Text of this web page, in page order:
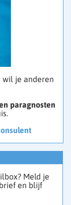
wil je anderen
paragnosten
Meld je
en blijf